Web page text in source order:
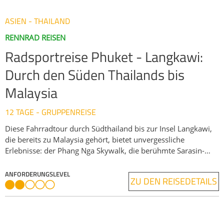
ASIEN - THAILAND
RENNRAD REISEN
Radsportreise Phuket - Langkawi:
Durch den Süden Thailands bis
Malaysia
12 TAGE - GRUPPENREISE
Diese Fahrradtour durch Südthailand bis zur Insel Langkawi,
die bereits zu Malaysia gehört, bietet unvergessliche
Erlebnisse: der Phang Nga Skywalk, die berühmte Sarasin-
Songkhla und Langkawi. Eine Bootstour in Patthalung führt zu
einem der größten Seen Thailands, während der Khao Luang
Nationalpark mit seiner beeindruckenden Natur und dem
ANFORDERUNGSLEVEL
ZU DEN REISEDETAILS